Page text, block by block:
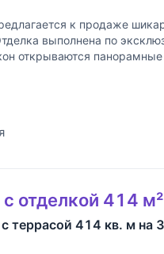
к продаже
выполнена по
открываются
отделкой 414
террасой 414 кв. м на